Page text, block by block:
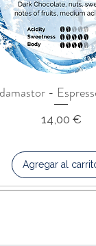
-
Precio
14,00 €
Agregar al